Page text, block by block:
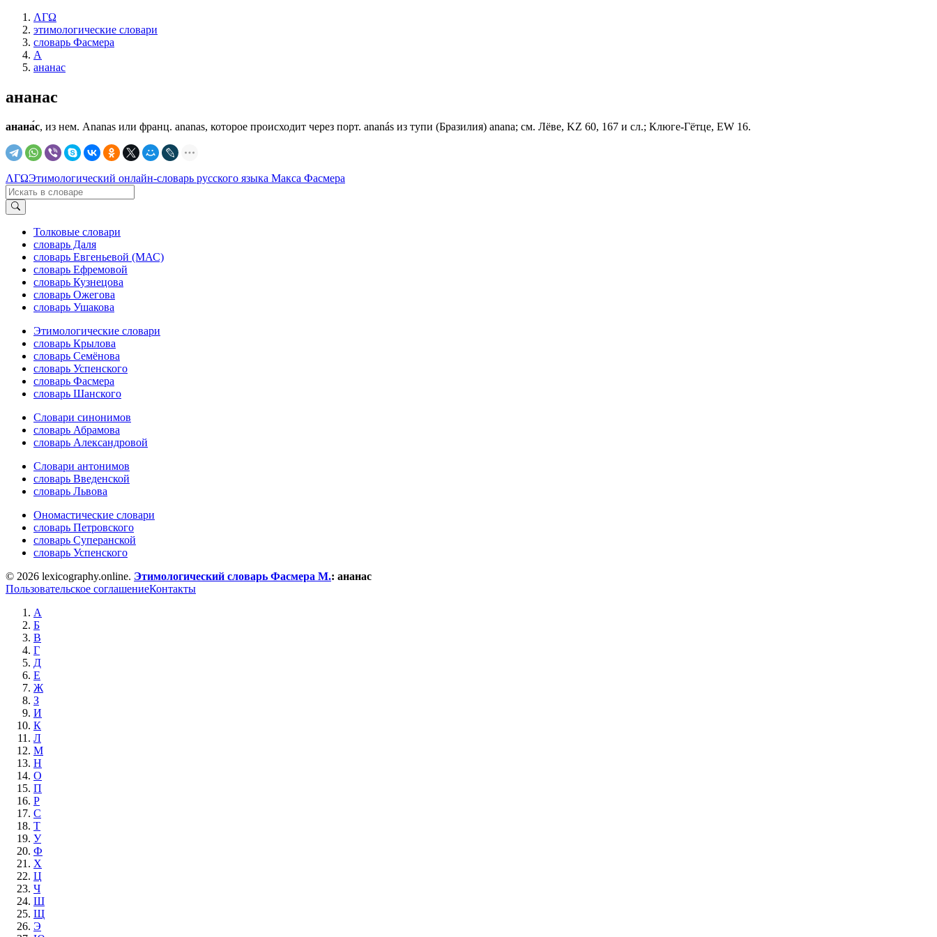
ΛΓΩ
этимологические словари
словарь Фасмера
А
ананас
ананас
анана́с, из нем. Ananas или франц. ananas, которое происходит через порт. ananás из тупи (Бразилия) anana; см. Лёве, KZ 60, 167 и сл.; Клюге-Гётце, EW 16.
ΛΓΩЭтимологический онлайн-словарь русского языка Макса Фасмера
Толковые словари
словарь Даля
словарь Евгеньевой (МАС)
словарь Ефремовой
словарь Кузнецова
словарь Ожегова
словарь Ушакова
Этимологические словари
словарь Крылова
словарь Семёнова
словарь Успенского
словарь Фасмера
словарь Шанского
Словари синонимов
словарь Абрамова
словарь Александровой
Словари антонимов
словарь Введенской
словарь Львова
Ономастические словари
словарь Петровского
словарь Суперанской
словарь Успенского
© 2026 lexicography.online. Этимологический словарь Фасмера М.: ананас
Пользовательское соглашениеКонтакты
А
Б
В
Г
Д
Е
Ж
З
И
К
Л
М
Н
О
П
Р
С
Т
У
Ф
Х
Ц
Ч
Ш
Щ
Э